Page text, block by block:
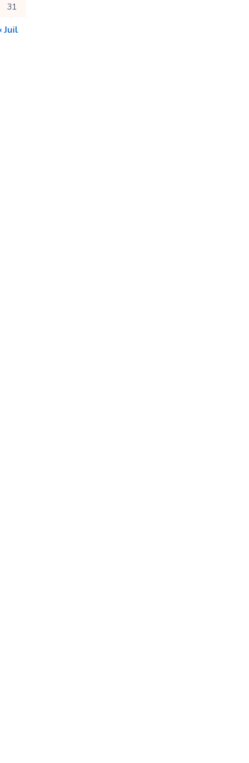
31
Juil